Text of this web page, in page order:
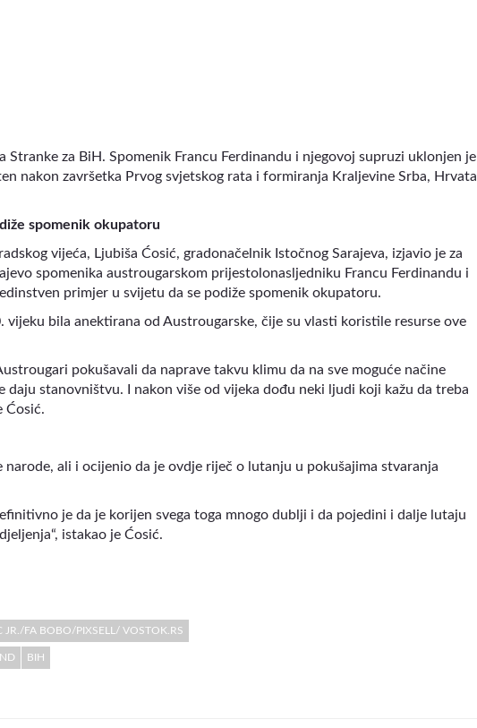
Stranke za BiH. Spomenik Francu Ferdinandu i njegovoj supruzi uklonjen je
nakon završetka Prvog svjetskog rata i formiranja Kraljevine Srba, Hrvata
spomenik okupatoru
vijeća, Ljubiša Ćosić, gradonačelnik Istočnog Sarajeva, izjavio je za
spomenika austrougarskom prijestolonasljedniku Francu Ferdinandu i
primjer u svijetu da se podiže spomenik okupatoru.
vijeku bila anektirana od Austrougarske, čije su vlasti koristile resurse ove
pokušavali da naprave takvu klimu da na sve moguće načine
daju stanovništvu. I nakon više od vijeka dođu neki ljudi koji kažu da treba
Ćosić.
ali i ocijenio da je ovdje riječ o lutanju u pokušajima stvaranja
je da je korijen svega toga mnogo dublji i da pojedini i dalje lutaju
istakao je Ćosić.
JR./FA BOBO/PIXSELL/ VOSTOK.RS
BIH